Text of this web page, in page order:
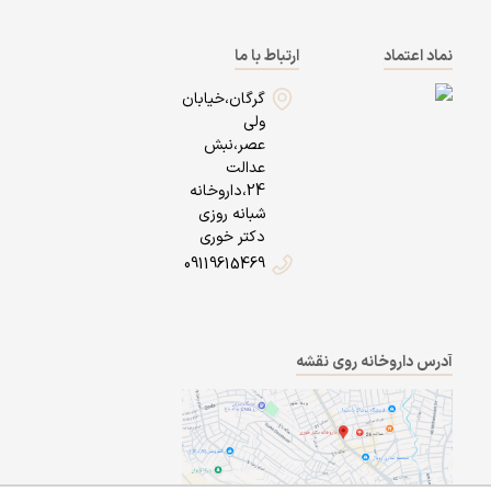
نماد اعتماد
ارتباط با ما
گرگان،خیابان
ولی
عصر،نبش
عدالت
24،داروخانه
شبانه روزی
دکتر خوری
09119615469
آدرس داروخانه روی نقشه